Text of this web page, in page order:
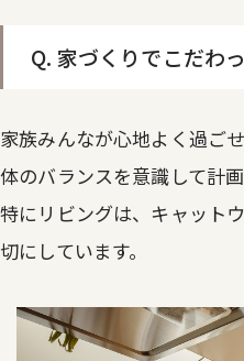
Q. 家づくりでこだわ
家族みんなが心地よく過ご
体のバランスを意識して計画
特にリビングは、キャット
切にしています。